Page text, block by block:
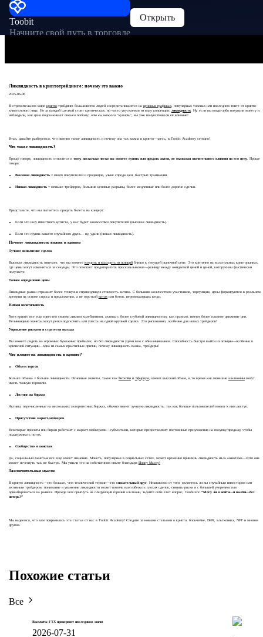
Toobit
Начните свой путь в торговле
Открыть
Ликвидность в криптотрейдинге: почему это важно
2025-06-06
В стремительном мире крипто-трейдинга большинство людей сосредотачиваются на ценовых графиках, популярных токенах или последнем твите от крипто-
влиятельного лица. Но за каждой сделкой стоит критическая, но часто упускаемая из виду концепция:
ликвидность. Ну, если вы когда-либо покупали монету и
наблюдали, как цена подскакивает только потому, что вы нажали "купить", вы уже почувствовали её влияние!
Итак, давайте разберемся, что именно такое ликвидность и почему она так важна в крипто—здесь, в Toobit Academy сегодня!
Что такое ликвидность?
Проще говоря, ликвидность относится к тому, насколько легко вы можете купить или продать актив, не оказывая значительного влияния на его цену. Проще
говоря:
Высокая ликвидность= много покупателей и продавцов, узкие спреды цен, быстрые транзакции.
Низкая ликвидность= меньше трейдеров, большие ценовые разрывы, более медленные или более дорогие сделки.
Представьте, что вы пытаетесь продать билеты на концерт:
Если это шоу известного артиста, у вас будет множествопокупателей (высокая ликвидность).
Если это группа вашего случайного друга... ну, удачи (низкая ликвидность).
Почему ликвидность важна в крипто
Лучшее исполнение сделок
Высокая ликвидность означает, что вы можете входить и выходить из позицийблизко к текущей рыночной цене. Это критично на волатильных крипторынках,
где цены могут измениться за секунды. Это помогает предотвратить проскальзывание—разницу между ожидаемой ценой и ценой, которую вы фактически
получаете.
Точное определение цены
Ликвидные рынки отражают более точную и справедливую стоимость актива. С большим количеством участников, торгующих, цены формируются в реальном
времени на основе спроса и предложения, а не горсткой китовили ботов, перемещающих вещи.
Низкая волатильность
Хотя крипто все еще известно своими дикими колебаниями, активы с более глубокой ликвидностью, как правило, имеют более плавное движение цен.
Неликвидные монеты могут резко подскочить или упасть на одной крупной сделке. Это рискованно, особенно для новых трейдеров!
Управление рисками и стратегия выхода
Вы можете сидеть на огромных бумажных прибылях, но без ликвидности удачи вам с обналичиванием. Способность быстро выйти из позиции—особенно в
кризисной ситуации—одна из самых практичных причин, почему ликвидность важна, трейдеры!
Что влияет на ликвидность в крипто?
Объем торгов
Больше объема = больше ликвидности. Основные монеты, такие как Биткойни Эфириум, имеют высокий объем, в то время как меньшие альткоинымогут
иметь тонкую торговлю.
Листинг на биржах
Активы, перечисленные на нескольких авторитетных биржах, обычно имеют лучшую ликвидность, так как больше пользователей имеют к ним доступ.
Присутствие маркет-мейкеров
Некоторые проекты или биржи работают с маркет-мейкерами—субъектами, которые предоставляют постоянные предложения на покупку/продажу, чтобы
поддерживать поток.
Сообщество и ажиотаж
Да, социальный ажиотаж все еще имеет значение. Монета, популярная в социальных сетях, может временно привлечь ликвидность из-за ажиотажа—хотя она
может исчезнуть так же быстро. Мы узнали это на собственном опыте благодаря Илону Маску!
Заключительные мысли
В крипто ликвидность—это больше, чем технический термин—это спасательный круг. Независимо от того, являетесь ли вы случайным инвестором или
активным трейдером, понимание и уважение ликвидности может помочь вам избежать плохих сделок, снизить риски и с большей уверенностью
ориентироваться на рынках. Прежде чем прыгнуть на следующий горячий альткоин, задайте себе этот вопрос, Toobiters: “Могу ли я войти—и выйти—без
потерь?”
Мы надеемся, что вам понравилась эта статья от нас в Toobit Academy! Следите за новыми статьями о крипто, блокчейне, DeFi, альткоинах, NFT и многом
другом.
Похожие статьи
Все
Выплаты FTX проверяют последнюю милю
2026-07-31